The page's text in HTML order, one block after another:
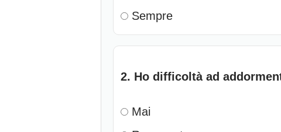
Sempre
2. Ho difficoltà ad
Mai